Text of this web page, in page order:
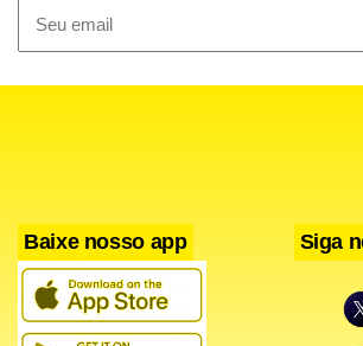
O presidente também rebateu acusações
Baixe nosso app Siga